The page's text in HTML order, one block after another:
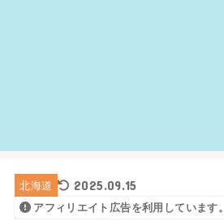
北海道 2025.09.15
アフィリエイト広告を利用しています。